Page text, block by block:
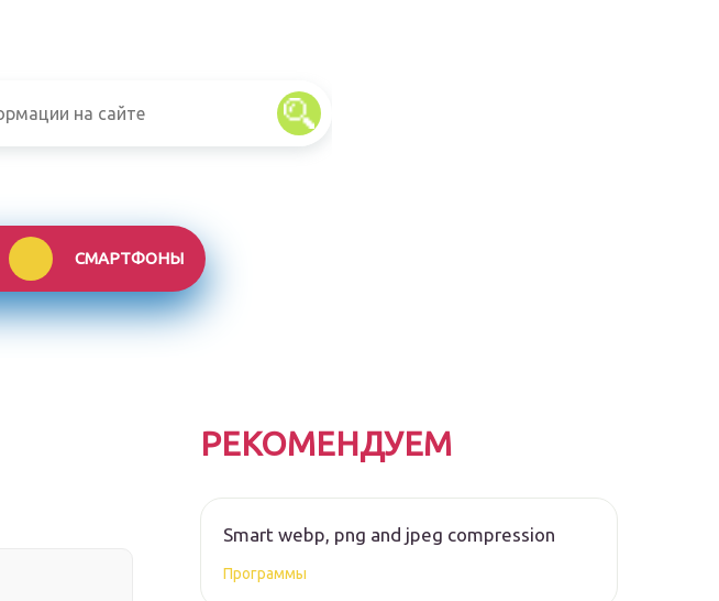
СМАРТФОНЫ
РЕКОМЕНДУЕМ
Smart webp, png and jpeg compression
Программы